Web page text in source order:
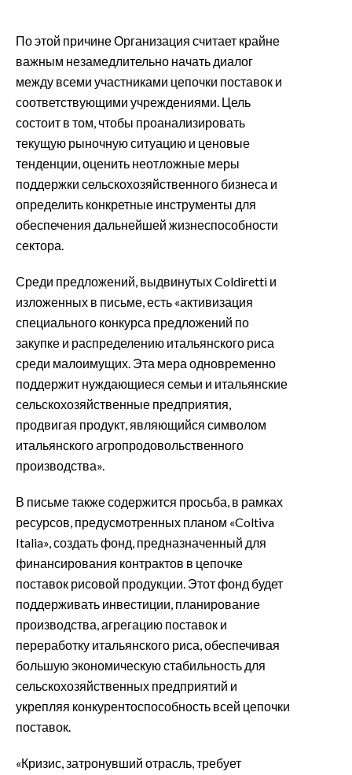
По этой причине Организация считает крайне
важным незамедлительно начать диалог
между всеми участниками цепочки поставок и
соответствующими учреждениями. Цель
состоит в том, чтобы проанализировать
текущую рыночную ситуацию и ценовые
тенденции, оценить неотложные меры
поддержки сельскохозяйственного бизнеса и
определить конкретные инструменты для
обеспечения дальнейшей жизнеспособности
сектора.
Среди предложений, выдвинутых Coldiretti и
изложенных в письме, есть «активизация
специального конкурса предложений по
закупке и распределению итальянского риса
среди малоимущих. Эта мера одновременно
поддержит нуждающиеся семьи и итальянские
сельскохозяйственные предприятия,
продвигая продукт, являющийся символом
итальянского агропродовольственного
производства».
В письме также содержится просьба, в рамках
ресурсов, предусмотренных планом «Coltiva
Italia», создать фонд, предназначенный для
финансирования контрактов в цепочке
поставок рисовой продукции. Этот фонд будет
поддерживать инвестиции, планирование
производства, агрегацию поставок и
переработку итальянского риса, обеспечивая
большую экономическую стабильность для
сельскохозяйственных предприятий и
укрепляя конкурентоспособность всей цепочки
поставок.
«Кризис, затронувший отрасль, требует